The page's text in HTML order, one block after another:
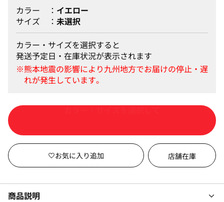
カラー
イエロー
サイズ
未選択
カラー・サイズを選択すると
発送予定日・在庫状況が表示されます
店舗在庫
商品説明